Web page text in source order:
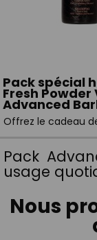
Pack spécial
Fresh
Advanced
Offrez le cadeau
Pack
usage
Nous